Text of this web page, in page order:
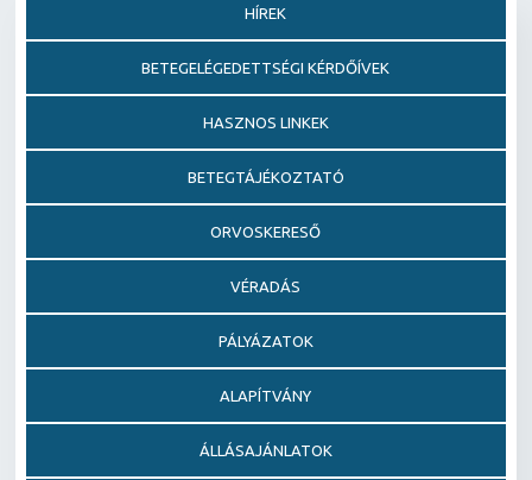
HÍREK
BETEGELÉGEDETTSÉGI KÉRDŐÍVEK
HASZNOS LINKEK
BETEGTÁJÉKOZTATÓ
ORVOSKERESŐ
VÉRADÁS
PÁLYÁZATOK
ALAPÍTVÁNY
ÁLLÁSAJÁNLATOK